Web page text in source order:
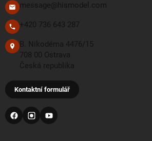
message@hismodel.com
+420 736 643 287
B. Nikodéma 4476/15
708 00 Ostrava
Česká republika
Kontaktní formulář